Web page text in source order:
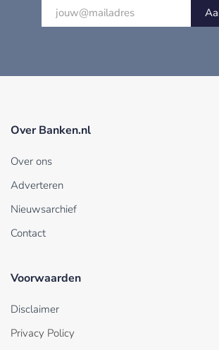
Over Banken.nl
Over ons
Adverteren
Nieuwsarchief
Contact
Voorwaarden
Disclaimer
Privacy Policy